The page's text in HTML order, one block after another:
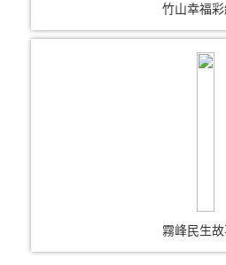
竹山幸福
霧峰民生